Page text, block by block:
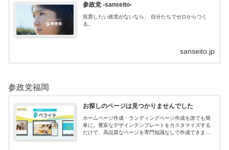
参政党 -sanseito-
投票したい政党がないなら、 自分たちでゼロからつく
る。
sanseito.jp
参政党福岡
お探しのページは見つかりませんでした
ホームページ作成・ランディングページ作成を誰でも簡
単に。豊富なデザインテンプレートをカスタマイズする
だけで、高品質なページを専門知識なしで作成できま